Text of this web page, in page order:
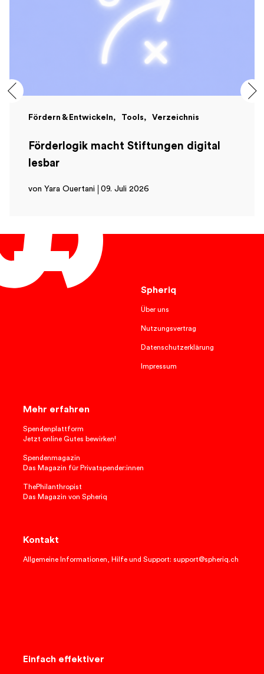
Fördern & Entwickeln Tools Verzeichnis
Förderlogik macht Stiftungen digital
lesbar
von Yara Ouertani 09. Juli 2026
Spheriq
Über uns
Nutzungsvertrag
Datenschutzerklärung
Impressum
Mehr erfahren
Spendenplattform
Jetzt online Gutes bewirken!
Spendenmagazin
Das Magazin für Privatspender:innen
ThePhilanthropist
Das Magazin von Spheriq
Kontakt
Allgemeine Informationen, Hilfe und Support: support@spheriq.ch
Einfach effektiver